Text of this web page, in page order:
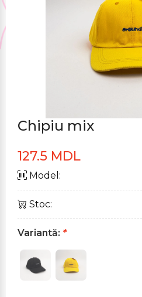
Chipiu mix
127.5 MDL
Model:
Stoc:
Variantă: *